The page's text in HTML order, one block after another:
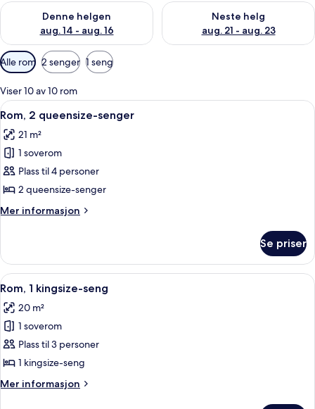
Denne helgen
aug. 14 - aug. 16
Sjekk tilgjengelighet for denne helgen, aug. 14 - aug. 16
Neste helg
aug. 21 - aug. 23
Sjekk tilgjengelighet for
Tilgjengelige
filtre
for
rom
Alle rom 2 senger 1 seng
Viser 10 av 10 rom
Åpne
alle
bildene
av
Rom,
2
queensize-
senger
Sengetøy av topp kvalitet, dundyner
7
Rom, 2 queensize-senger
21 m²
1 soverom
Plass til 4 personer
2 queensize-senger
Mer informasjon
Mer
2
queensize-
senger
Se priser
Åpne
alle
bildene
av
Rom,
1
kingsize-
seng
Sengetøy av topp kvalitet, dundyner
8
Rom, 1 kingsize-seng
20 m²
1 soverom
Plass til 3 personer
1 kingsize-seng
Mer informasjon
Mer